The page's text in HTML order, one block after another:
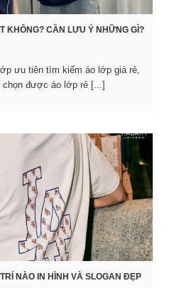
KHÔNG? CẦN LƯU Ý NHỮNG GÌ?
ưu tiên tìm kiếm áo lớp giá rẻ,
chọn được áo lớp rẻ [...]
NÀO IN HÌNH VÀ SLOGAN ĐẸP